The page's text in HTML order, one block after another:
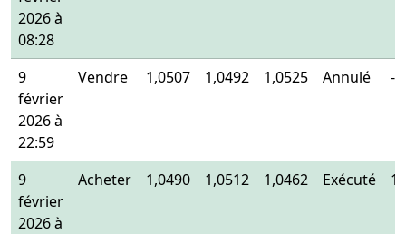
2026 à
08:28
9
février
2026 à
22:59
Vendre 1,0507 1,0492 1,0525 Annulé -
9
février
2026 à
Acheter 1,0490 1,0512 1,0462 Exécuté